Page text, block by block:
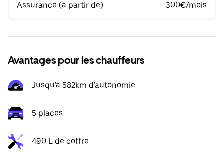
Assurance (à partir de) 300€/mois
Avantages pour les chauffeurs
Jusqu'à 582km d'autonomie
5 places
490 L de coffre